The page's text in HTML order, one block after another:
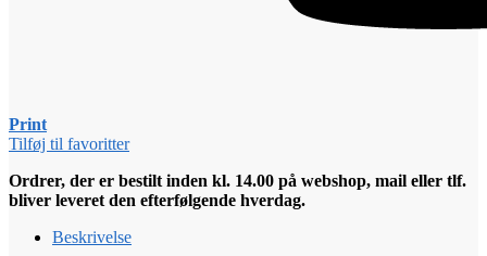
Print
Tilføj til favoritter
Ordrer, der er bestilt inden kl. 14.00 på webshop, mail eller tlf.
bliver leveret den efterfølgende hverdag.
Beskrivelse